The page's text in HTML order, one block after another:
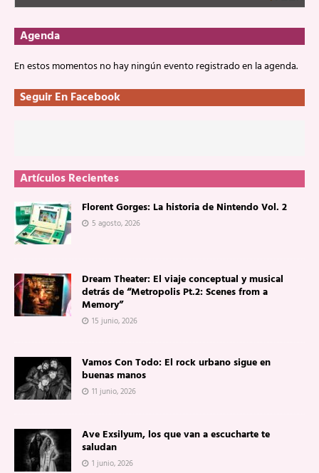
Agenda
En estos momentos no hay ningún evento registrado en la agenda.
Seguir En Facebook
Artículos Recientes
Florent Gorges: La historia de Nintendo Vol. 2
5 agosto, 2026
Dream Theater: El viaje conceptual y musical
detrás de “Metropolis Pt.2: Scenes from a
Memory”
15 junio, 2026
Vamos Con Todo: El rock urbano sigue en
buenas manos
11 junio, 2026
Ave Exsilyum, los que van a escucharte te
saludan
1 junio, 2026